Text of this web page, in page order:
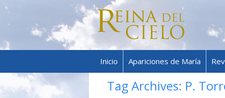
Inicio Apariciones de María
Tag Archives: P.